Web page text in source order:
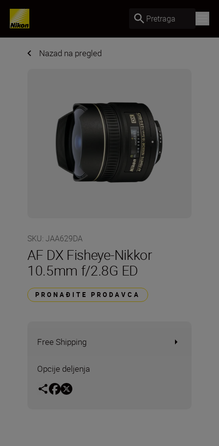
Pretraga
Nazad na pregled
SKU: JAA629DA
AF DX Fisheye-Nikkor
10.5mm f/2.8G ED
PRONAĐITE PRODAVCA
Free Shipping
Opcije deljenja